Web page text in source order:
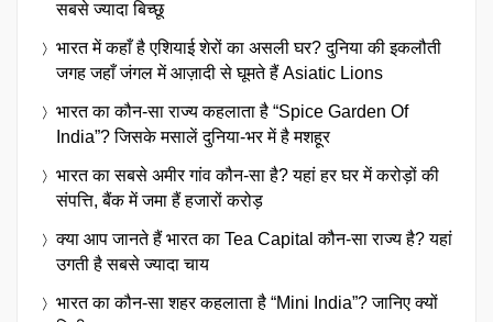
सबसे ज्यादा बिच्छू
भारत में कहाँ है एशियाई शेरों का असली घर? दुनिया की इकलौती
जगह जहाँ जंगल में आज़ादी से घूमते हैं Asiatic Lions
भारत का कौन-सा राज्य कहलाता है “Spice Garden Of
India”? जिसके मसालें दुनिया-भर में है मशहूर
भारत का सबसे अमीर गांव कौन-सा है? यहां हर घर में करोड़ों की
संपत्ति, बैंक में जमा हैं हजारों करोड़
क्या आप जानते हैं भारत का Tea Capital कौन-सा राज्य है? यहां
उगती है सबसे ज्यादा चाय
भारत का कौन-सा शहर कहलाता है “Mini India”? जानिए क्यों